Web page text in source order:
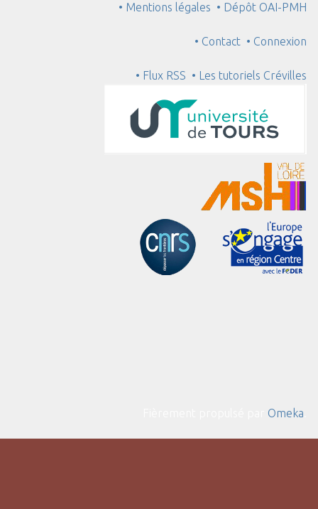
• Mentions légales • Dépôt OAI-PMH
• Contact • Connexion
• Flux RSS • Les tutoriels Crévilles
Omeka